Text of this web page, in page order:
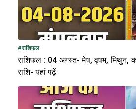
#राशिफल
राशिफल : 04 अगस्त- मेष, वृषभ, मिथुन,
राशि- यहां पढ़ें